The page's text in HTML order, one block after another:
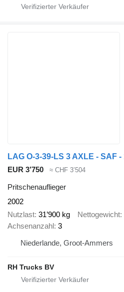
LAG O-3-39-LS 3 AXLE - SAF -
EUR 3’750
≈ CHF 3’504
Pritschenauflieger
2002
Nutzlast 31’900 kg Nettogewicht
Achsenanzahl 3
Niederlande, Groot-Ammers
RH Trucks BV